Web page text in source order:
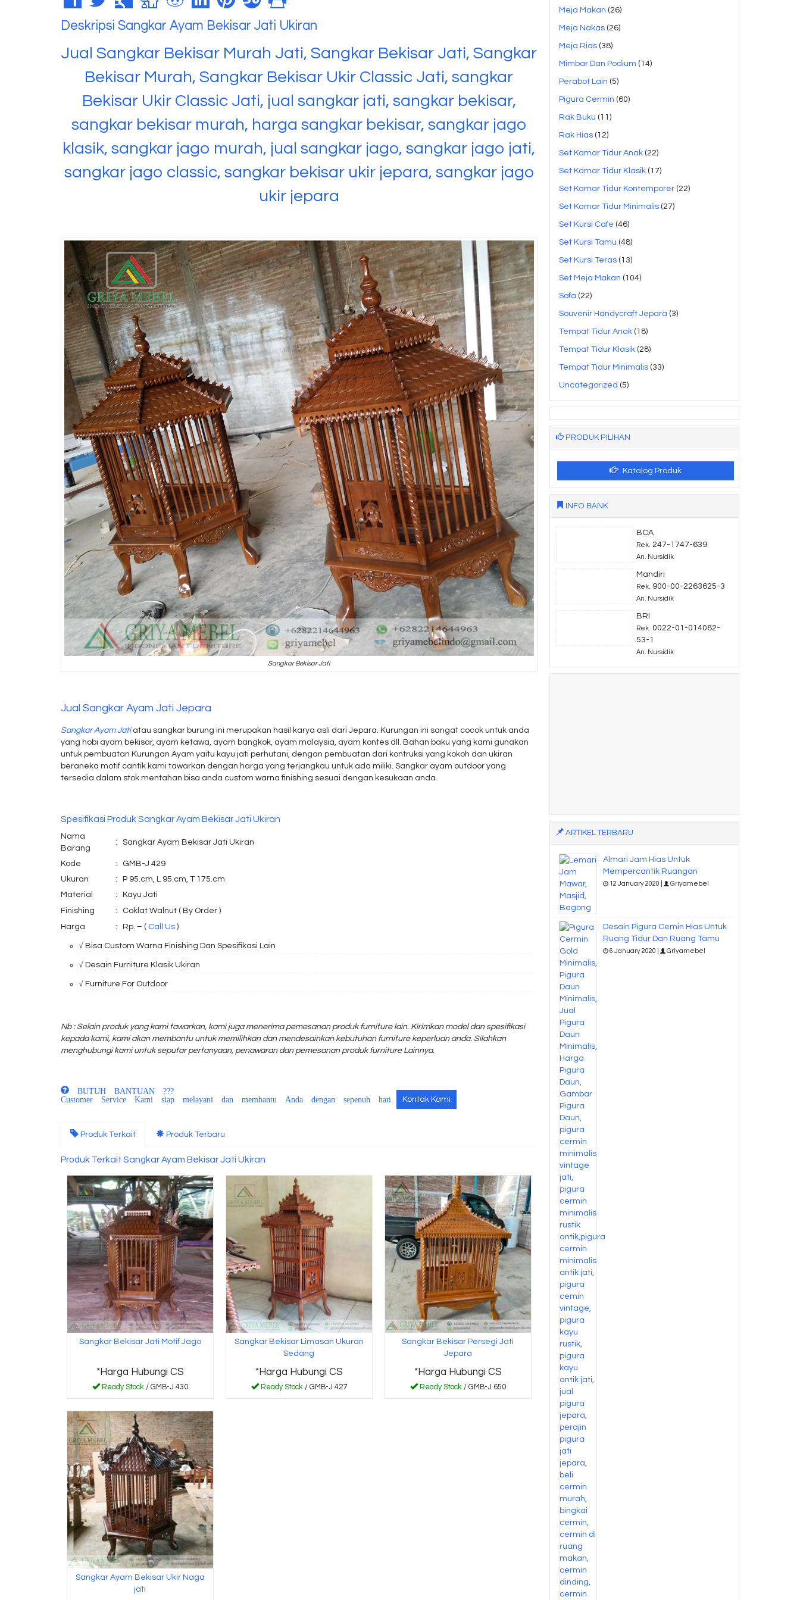
Deskripsi Sangkar Ayam Bekisar Jati Ukiran
Jual Sangkar Bekisar Murah Jati, Sangkar Bekisar Jati, Sangkar
Bekisar Murah, Sangkar Bekisar Ukir Classic Jati, sangkar
Bekisar Ukir Classic Jati, jual sangkar jati, sangkar bekisar,
sangkar bekisar murah, harga sangkar bekisar, sangkar jago
klasik, sangkar jago murah, jual sangkar jago, sangkar jago jati,
sangkar jago classic, sangkar bekisar ukir jepara, sangkar jago
ukir jepara
Sangkar Bekisar Jati
Jual Sangkar Ayam Jati Jepara
Sangkar Ayam Jatiatau sangkar burung ini merupakan hasil karya asli dari Jepara. Kurungan ini sangat cocok untuk anda
yang hobi ayam bekisar, ayam ketawa, ayam bangkok, ayam malaysia, ayam kontes dll. Bahan baku yang kami gunakan
untuk pembuatan Kurungan Ayam yaitu kayu jati perhutani, dengan pembuatan dari kontruksi yang kokoh dan ukiran
beraneka motif cantik kami tawarkan dengan harga yang terjangkau untuk ada miliki. Sangkar ayam outdoor yang
tersedia dalam stok mentahan bisa anda custom warna finishing sesuai dengan kesukaan anda.
Spesifikasi Produk Sangkar Ayam Bekisar Jati Ukiran
Nama
Barang
: Sangkar Ayam Bekisar Jati Ukiran
Kode :
GMB-J 429
Ukuran
:
P 95.cm, L 95.cm, T 175.cm
Material
:
Kayu Jati
Finishing
:
Coklat Walnut ( By Order )
Harga
: Rp. – ( Call Us )
√ Bisa Custom Warna Finishing Dan Spesifikasi Lain
√ Desain Furniture Klasik Ukiran
√ Furniture For Outdoor
Nb : Selain produk yang kami tawarkan, kami juga menerima pemesanan produk furniture lain. Kirimkan model dan spesifikasi
kepada kami, kami akan membantu untuk memilihkan dan mendesainkan kebutuhan furniture keperluan anda. Silahkan
menghubungi kami untuk seputar pertanyaan, penawaran dan pemesanan produk furniture Lainnya.
BUTUH BANTUAN ???
Customer Service Kami siap melayani dan membantu Anda dengan sepenuh hati.
Kontak Kami
Produk Terkait Produk Terbaru
Produk Terkait Sangkar Ayam Bekisar Jati Ukiran
Sangkar Bekisar Jati Motif Jago
*Harga Hubungi CS
Ready Stock/ GMB-J 430
Sangkar Bekisar Limasan Ukuran
Sedang
*Harga Hubungi CS
Ready Stock/ GMB-J 427
Sangkar Bekisar Persegi Jati
Jepara
*Harga Hubungi CS
Ready Stock/ GMB-J 650
Sangkar Ayam Bekisar Ukir Naga
jati
Meja Makan (26)
Meja Nakas(26)
Meja Rias(38)
Mimbar Dan Podium (14)
Perabot Lain (5)
Pigura Cermin (60)
Rak Buku (11)
Rak Hias(12)
Set Kamar Tidur Anak(22)
Set Kamar Tidur Klasik(17)
Set Kamar Tidur Kontemporer(22)
Set Kamar Tidur Minimalis(27)
Set Kursi Cafe (46)
Set Kursi Tamu (48)
Set Kursi Teras(13)
Set Meja Makan (104)
Sofa (22)
Souvenir Handycraft Jepara (3)
Tempat Tidur Anak(18)
Tempat Tidur Klasik(28)
Tempat Tidur Minimalis(33)
Uncategorized (5)
PRODUK PILIHAN
Katalog Produk
INFO BANK
BCA
Rek. 247-1747-639
An. Nursidik
Mandiri
Rek. 900-00-2263625-3
An. Nursidik
BRI
Rek.
0022-01-014082-
53-1
An. Nursidik
ARTIKEL TERBARU
Almari Jam Hias Untuk
Mempercantik Ruangan
12 January 2020 | Griyamebel
Desain Pigura Cemin Hias Untuk
Ruang Tidur Dan Ruang Tamu
6 January 2020 | Griyamebel